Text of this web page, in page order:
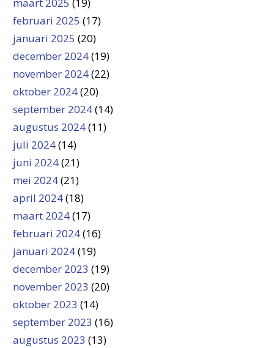
maart 2025 (19)
februari 2025 (17)
januari 2025 (20)
december 2024(19)
november 2024(22)
oktober 2024(20)
september 2024(14)
augustus 2024(11)
juli 2024(14)
juni 2024(21)
mei 2024(21)
april 2024(18)
maart 2024(17)
februari 2024(16)
januari 2024(19)
december 2023 (19)
november 2023 (20)
oktober 2023 (14)
september 2023 (16)
augustus 2023 (13)